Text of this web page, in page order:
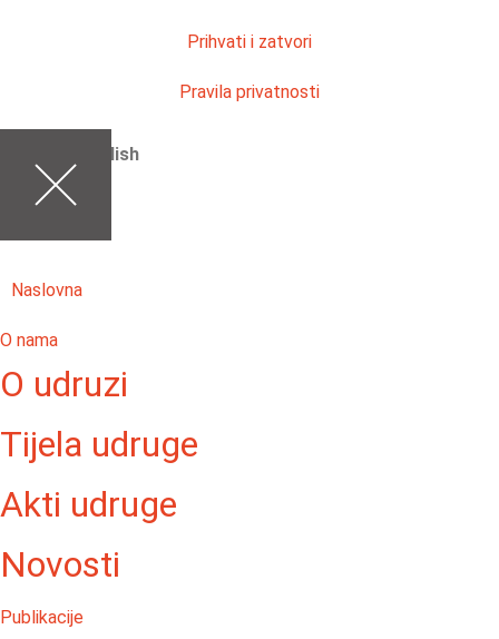
Prihvati i zatvori
Pravila privatnosti
English
Naslovna
O nama
O udruzi
Tijela udruge
Akti udruge
Novosti
Publikacije